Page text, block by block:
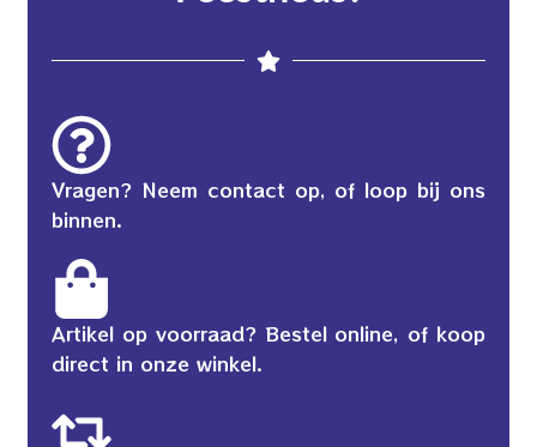
Vragen? Neem contact op, of loop bij ons
binnen.
Artikel op voorraad? Bestel online, of koop
direct in onze winkel.